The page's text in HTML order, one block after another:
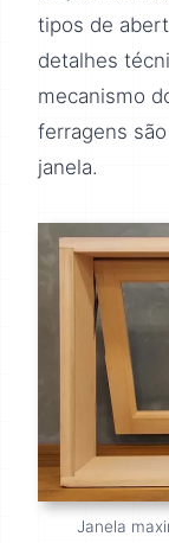
tipos de
detalhes
mecanismo
ferragens
janela.
Janela